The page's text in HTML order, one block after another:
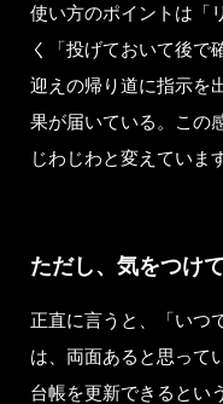
使い方のポイントは「
く「投げておいて後で
迎えの帰り道に指示を
果が届いている。この
じわじわと変えていま
ただし、気をつけ
正直に言うと、「いつ
は、両面あると思って
台帳を更新できるとい